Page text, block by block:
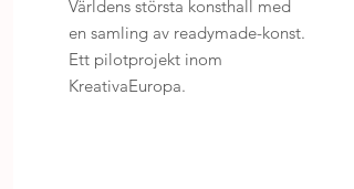
Världens största konsthall med
en samling av readymade-konst.
Ett pilotprojekt inom
KreativaEuropa.